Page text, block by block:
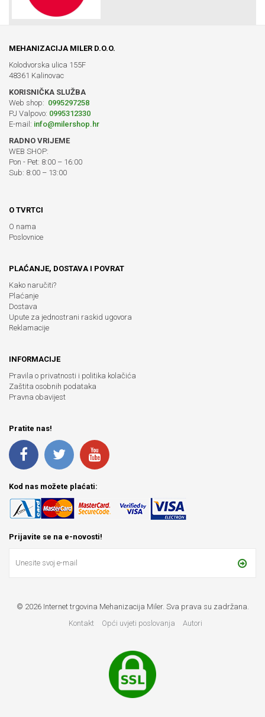
MEHANIZACIJA MILER D.O.O.
Kolodvorska ulica 155F
48361 Kalinovac
KORISNIČKA SLUŽBA
Web shop: 0995297258
PJ Valpovo: 0995312330
E-mail: info@milershop.hr
RADNO VRIJEME
WEB SHOP:
Pon - Pet: 8:00 – 16:00
Sub: 8:00 – 13:00
O TVRTCI
O nama
Poslovnice
PLAĆANJE, DOSTAVA I POVRAT
Kako naručiti?
Plaćanje
Dostava
Upute za jednostrani raskid ugovora
Reklamacije
INFORMACIJE
Pravila o privatnosti i politika kolačića
Zaštita osobnih podataka
Pravna obavijest
Pratite nas!
Kod nas možete plaćati:
Prijavite se na e-novosti!
© 2026 Internet trgovina Mehanizacija Miler. Sva prava su zadržana.
Kontakt
Opći uvjeti poslovanja Autori